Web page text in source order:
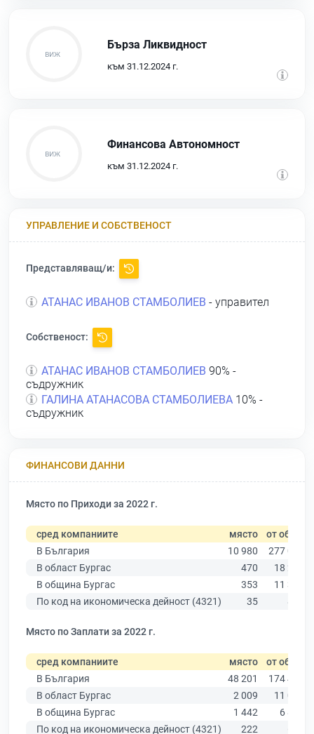
Бърза Ликвидност
към 31.12.2024 г.
Финансова Автономност
към 31.12.2024 г.
УПРАВЛЕНИЕ И СОБСТВЕНОСТ
Представляващ/и:
АТАНАС ИВАНОВ СТАМБОЛИЕВ - управител
Собственост:
АТАНАС ИВАНОВ СТАМБОЛИЕВ 90% -
съдружник
ГАЛИНА АТАНАСОВА СТАМБОЛИЕВА 10% -
съдружник
ФИНАНСОВИ ДАННИ
Място по Приходи за 2022 г.
сред компаниите място от общо
В България
10 980
277 019
В област Бургас
470
18 275
В община Бургас
353
11 315
По код на икономическа дейност (4321)
35 878
Място по Заплати за 2022 г.
сред компаниите място от общо
В България
48 201
174 403
В област Бургас
2 009
11 009
В община Бургас
1 442
6 879
По код на икономическа дейност (4321)
222